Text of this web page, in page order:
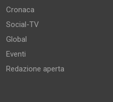
Cronaca
Social-TV
Global
Eventi
Redazione aperta